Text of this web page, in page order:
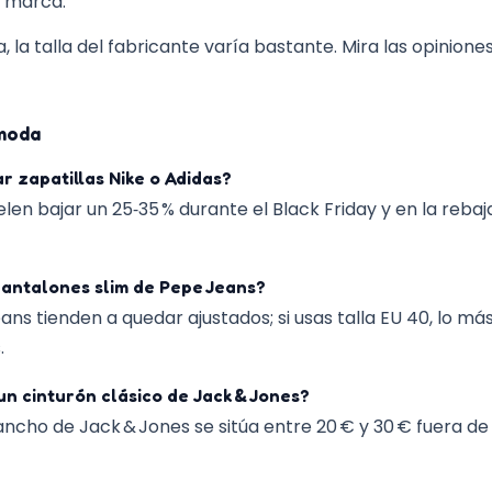
y resistencia.
la talla del fabricante varía bastante. Mira las
zapatillas Nike o Adidas?
bajar un 25‑35 % durante el Black Friday y en la
slim de Pepe Jeans?
tienden a quedar ajustados; si usas talla EU 40, lo
cinturón clásico de Jack & Jones?
de Jack & Jones se sitúa entre 20 € y 30 € fuera